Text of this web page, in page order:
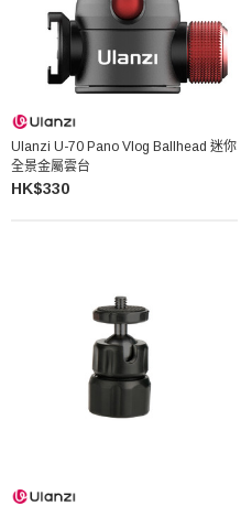
Ulanzi U-70 Pano Vlog Ballhead 迷你
全景金屬雲台
HK$330